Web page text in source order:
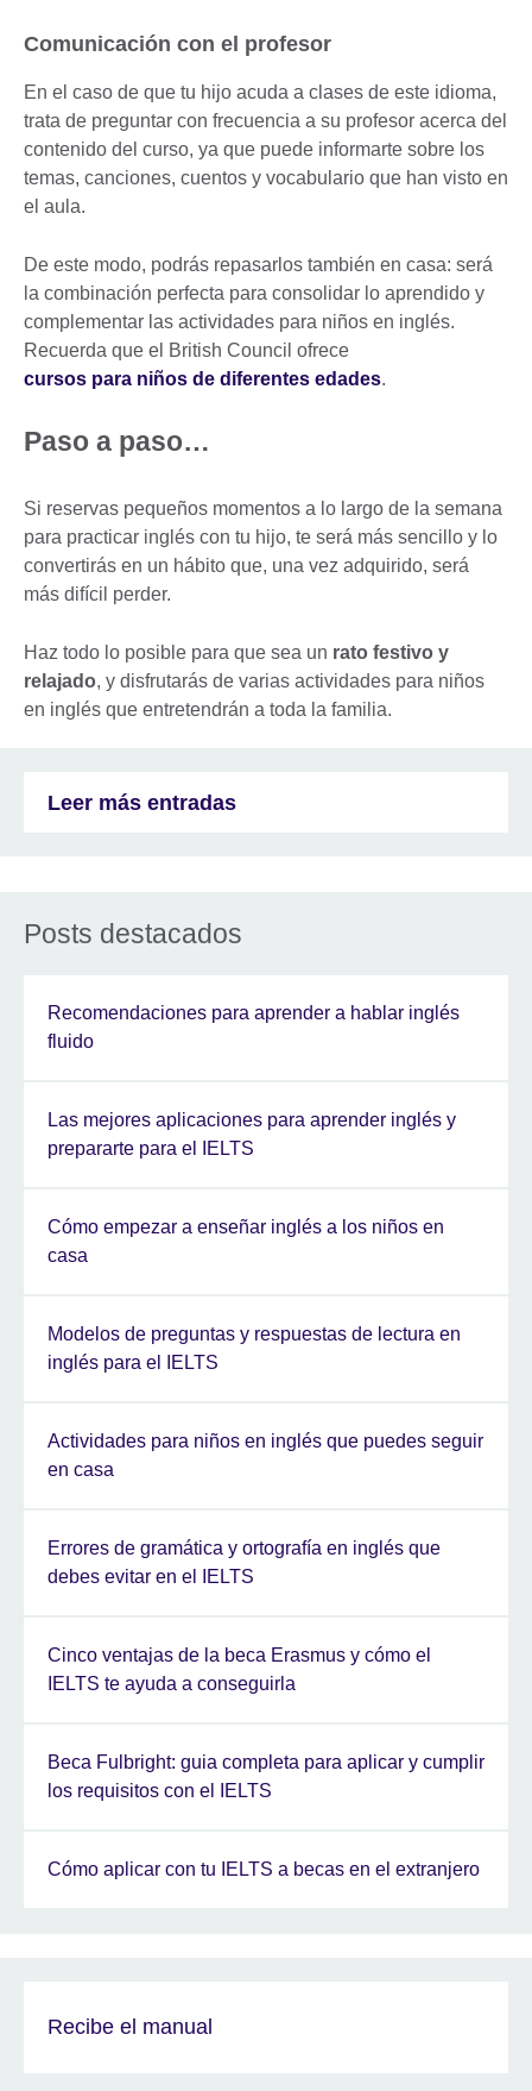
Comunicación con el profesor
En el caso de que tu hijo acuda a clases de este idioma,
trata de preguntar con frecuencia a su profesor acerca del
contenido del curso, ya que puede informarte sobre los
temas, canciones, cuentos y vocabulario que han visto en
el aula.
De este modo, podrás repasarlos también en casa: será
la combinación perfecta para consolidar lo aprendido y
complementar las actividades para niños en inglés.
Recuerda que el British Council ofrece
cursos para niños de diferentes edades.
Paso a paso…
Si reservas pequeños momentos a lo largo de la semana
para practicar inglés con tu hijo, te será más sencillo y lo
convertirás en un hábito que, una vez adquirido, será
más difícil perder.
Haz todo lo posible para que sea un rato festivo y
relajado, y disfrutarás de varias actividades para niños
en inglés que entretendrán a toda la familia.
Leer más entradas
Posts destacados
Recomendaciones para aprender a hablar inglés
fluido
Las mejores aplicaciones para aprender inglés y
prepararte para el IELTS
Cómo empezar a enseñar inglés a los niños en
casa
Modelos de preguntas y respuestas de lectura en
inglés para el IELTS
Actividades para niños en inglés que puedes seguir
en casa
Errores de gramática y ortografía en inglés que
debes evitar en el IELTS
Cinco ventajas de la beca Erasmus y cómo el
IELTS te ayuda a conseguirla
Beca Fulbright: guia completa para aplicar y cumplir
los requisitos con el IELTS
Cómo aplicar con tu IELTS a becas en el extranjero
Recibe el manual